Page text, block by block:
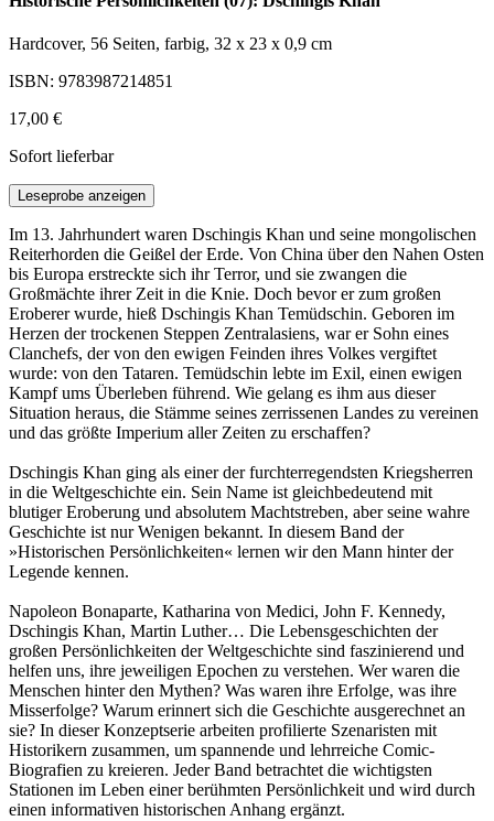
Hardcover, 56 Seiten, farbig, 32 x 23 x 0,9 cm
ISBN: 9783987214851
17,00 €
Sofort lieferbar
Leseprobe anzeigen
Im 13. Jahrhundert waren Dschingis Khan und seine mongolischen
Reiterhorden die Geißel der Erde. Von China über den Nahen Osten
bis Europa erstreckte sich ihr Terror, und sie zwangen die
Großmächte ihrer Zeit in die Knie. Doch bevor er zum großen
Eroberer wurde, hieß Dschingis Khan Temüdschin. Geboren im
Herzen der trockenen Steppen Zentralasiens, war er Sohn eines
Clanchefs, der von den ewigen Feinden ihres Volkes vergiftet
wurde: von den Tataren. Temüdschin lebte im Exil, einen ewigen
Kampf ums Überleben führend. Wie gelang es ihm aus dieser
Situation heraus, die Stämme seines zerrissenen Landes zu vereinen
und das größte Imperium aller Zeiten zu erschaffen?
Dschingis Khan ging als einer der furchterregendsten Kriegsherren
in die Weltgeschichte ein. Sein Name ist gleichbedeutend mit
blutiger Eroberung und absolutem Machtstreben, aber seine wahre
Geschichte ist nur Wenigen bekannt. In diesem Band der
»Historischen Persönlichkeiten« lernen wir den Mann hinter der
Legende kennen.
Napoleon Bonaparte, Katharina von Medici, John F. Kennedy,
Dschingis Khan, Martin Luther… Die Lebensgeschichten der
großen Persönlichkeiten der Weltgeschichte sind faszinierend und
helfen uns, ihre jeweiligen Epochen zu verstehen. Wer waren die
Menschen hinter den Mythen? Was waren ihre Erfolge, was ihre
Misserfolge? Warum erinnert sich die Geschichte ausgerechnet an
sie? In dieser Konzeptserie arbeiten profilierte Szenaristen mit
Historikern zusammen, um spannende und lehrreiche Comic-
Biografien zu kreieren. Jeder Band betrachtet die wichtigsten
Stationen im Leben einer berühmten Persönlichkeit und wird durch
einen informativen historischen Anhang ergänzt.